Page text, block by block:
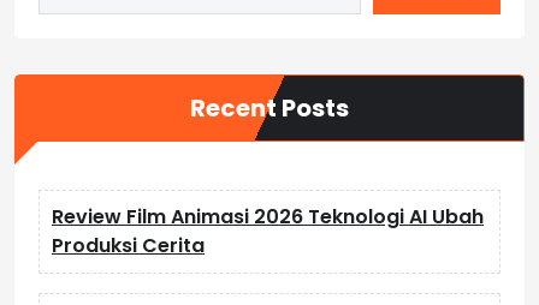
Recent Posts
Review Film Animasi 2026 Teknologi AI Ubah
Produksi Cerita